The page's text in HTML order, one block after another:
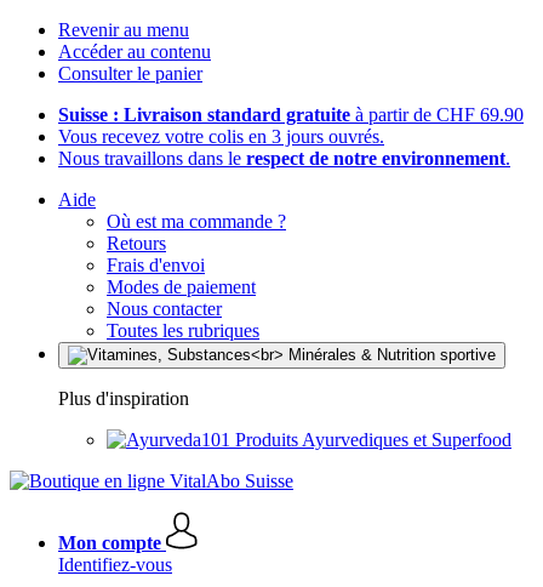
Revenir au menu
Accéder au contenu
Consulter le panier
Suisse : Livraison standard gratuite à partir de CHF 69.90
Vous recevez votre colis en 3 jours ouvrés.
Nous travaillons dans le respect de notre environnement.
Aide
Où est ma commande ?
Retours
Frais d'envoi
Modes de paiement
Nous contacter
Toutes les rubriques
Plus d'inspiration
Produits Ayurvediques et Superfood
Mon compte
Identifiez-vous